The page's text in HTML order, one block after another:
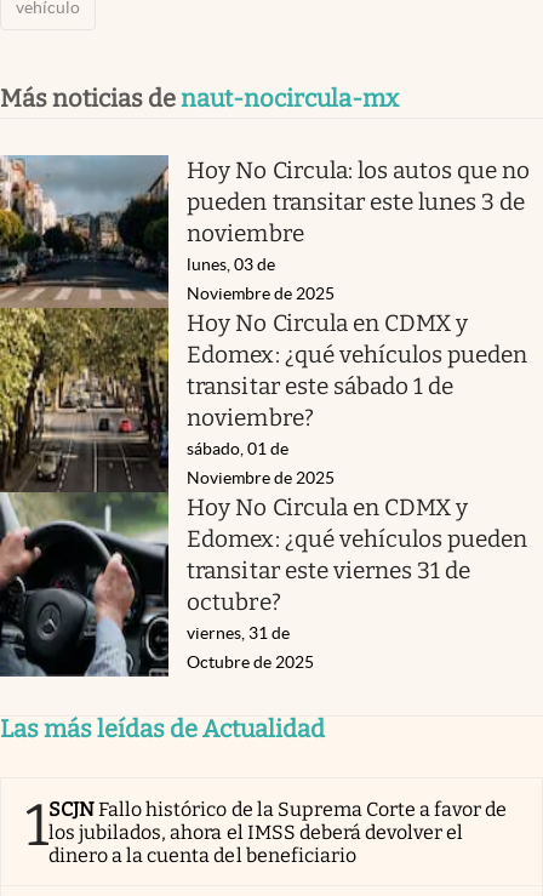
vehículo
Más noticias denaut-nocircula-mx
Hoy No Circula: los autos que no
pueden transitar este lunes 3 de
noviembre
lunes, 03 de
Noviembre de 2025
Hoy No Circula en CDMX y
Edomex: ¿qué vehículos pueden
transitar este sábado 1 de
noviembre?
sábado, 01 de
Noviembre de 2025
Hoy No Circula en CDMX y
Edomex: ¿qué vehículos pueden
transitar este viernes 31 de
octubre?
viernes, 31 de
Octubre de 2025
Las más leídas de Actualidad
1SCJNFallo histórico de la Suprema Corte a favor de
los jubilados, ahora el IMSS deberá devolver el
dinero a la cuenta del beneficiario